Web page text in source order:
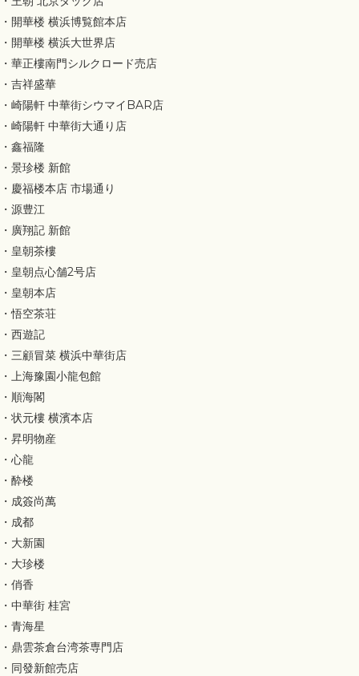
・開華楼 横浜博覧館本店
・開華楼 横浜大世界店
・華正樓南門シルクロード売店
・吉祥盛華
・崎陽軒 中華街シウマイBAR店
・崎陽軒 中華街大通り店
・鑫福隆
・景珍楼 新館
・慶福楼本店 市場通り
・源豊江
・廣翔記 新館
・皇朝茶樓
・皇朝点心舗2号店
・皇朝本店
・悟空茶荘
・西遊記
・三顧冒菜 横浜中華街店
・上海豫園小龍包館
・順海閣
・状元樓 横濱本店
・昇明物産
・心龍
・酔楼
・成簽尚萬
・成都
・大新園
・大珍楼
・俏香
・中華街 桂宮
・青海星
・鼎雲茶倉台湾茶専門店
・同發新館売店